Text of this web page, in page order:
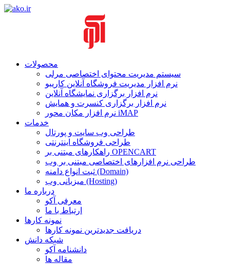
محصولات
سیستم مدیریت محتوای اختصاصی مرلی
نرم افزار مدیریت فروشگاه آنلاین کاریبو
نرم افزار برگزاری نمایشگاه آنلاین
نرم افزار برگزاری کنسرت و همایش
نرم افزار مکان محور iMAP
خدمات
طراحی وب سایت و پورتال
طراحی فروشگاه اینترنتی
راهکارهای مبتنی بر OPENCART
طراحی نرم افزارهای اختصاصی مبتنی بر وب
ثبت انواع دامنه (Domain)
میزبانی وب (Hosting)
درباره ما
معرفی آکو
ارتباط با ما
نمونه کارها
دریافت جدیدترین نمونه کارها
شبکه دانش
دانشنامه آکو
مقاله ها